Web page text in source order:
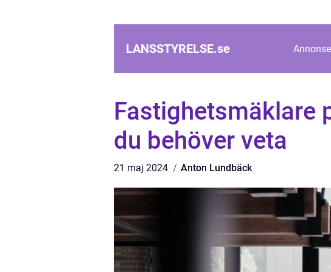
LANSSTYRELSE.se
Fastighetsmäklare
du behöver veta
21 maj 2024 Anton Lundbäck